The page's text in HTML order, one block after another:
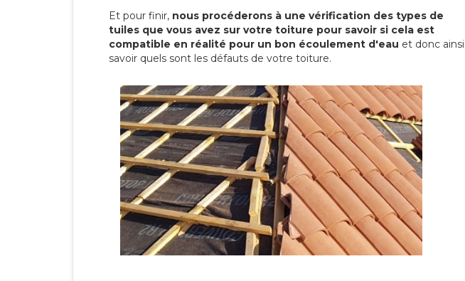
Et pour finir, nous procéderons à une vérification des types de
tuiles que vous avez sur votre toiture pour savoir si cela est
compatible en réalité pour un bon écoulement d'eau et donc ainsi
savoir quels sont les défauts de votre toiture.